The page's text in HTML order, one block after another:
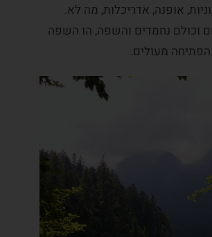
אופנה, אדריכלות, מה לא.
וכולם נחמדים והשפה, הו השפה
מעולים.